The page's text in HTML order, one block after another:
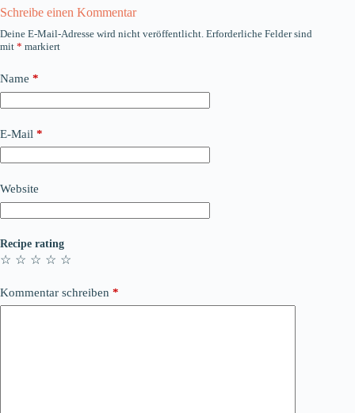
Schreibe einen Kommentar
Deine E-Mail-Adresse wird nicht veröffentlicht. Erforderliche Felder sind
mit * markiert
Name *
E-Mail *
Website
Recipe rating
☆
☆
☆
☆
☆
Kommentar schreiben *